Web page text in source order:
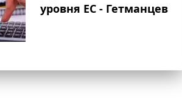
уровня ЕС - Гетманцев